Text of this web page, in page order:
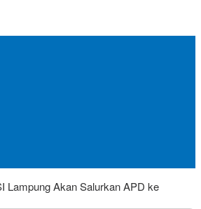
Lampung Akan Salurkan APD ke